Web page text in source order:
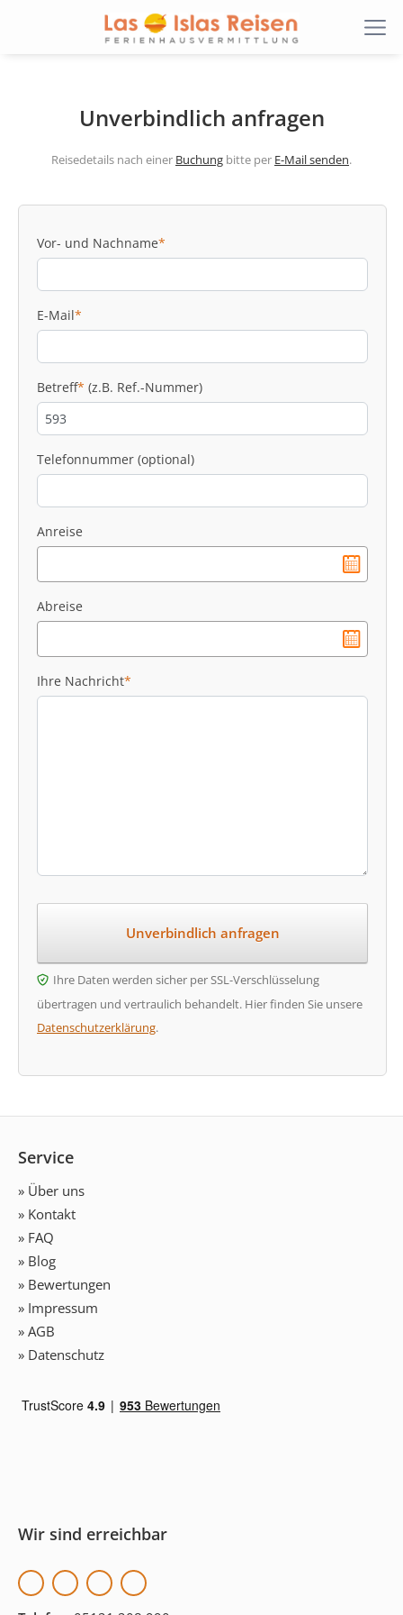
Unverbindlich anfragen
Reisedetails nach einer Buchung bitte per E-Mail senden.
Vor- und Nachname*
E-Mail*
Betreff* (z.B. Ref.-Nummer)
Telefonnummer (optional)
Anreise
Abreise
Ihre Nachricht*
Ihre Daten werden sicher per SSL-Verschlüsselung
übertragen und vertraulich behandelt. Hier finden Sie unsere
Datenschutzerklärung.
Service
» Über uns
» Kontakt
» FAQ
» Blog
» Bewertungen
» Impressum
» AGB
» Datenschutz
Wir sind erreichbar